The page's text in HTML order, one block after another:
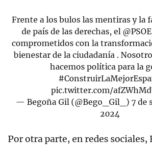
Frente a los bulos las mentiras y la
de país de las derechas, el @PSOE
comprometidos con la
bienestar de la ciudadanía .
hacemos política para la
pic.twitter.com/
— Begoña Gil (@Bego_Gil_) 7 de
2024
Por otra parte, en redes sociales,